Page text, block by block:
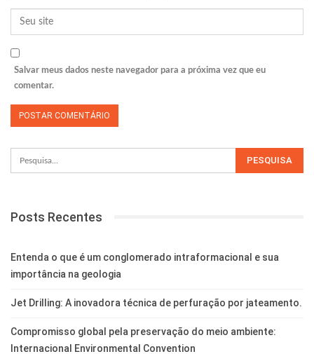
Salvar meus dados neste navegador para a próxima vez que eu
comentar.
Posts Recentes
Entenda o que é um conglomerado intraformacional e sua
importância na geologia
Jet Drilling: A inovadora técnica de perfuração por jateamento.
Compromisso global pela preservação do meio ambiente:
Internacional Environmental Convention